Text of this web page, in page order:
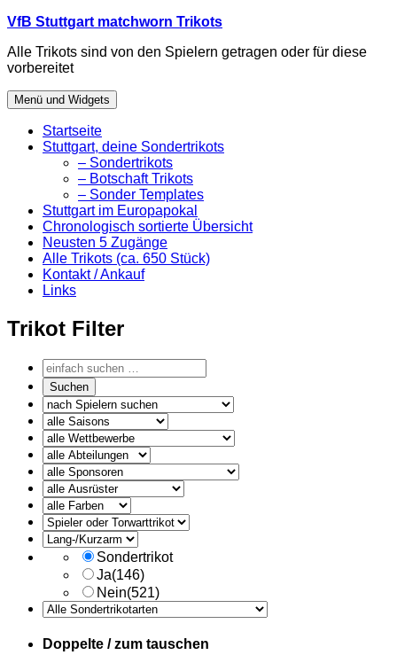
Zum
springen
VfB Stuttgart matchworn Trikots
Alle Trikots sind von den Spielern getragen oder für diese
vorbereitet
Menü und Widgets
Startseite
Stuttgart, deine Sondertrikots
– Sondertrikots
– Botschaft Trikots
– Sonder Templates
Stuttgart im Europapokal
Chronologisch sortierte Übersicht
Neusten 5 Zugänge
Alle Trikots (ca. 650 Stück)
Kontakt / Ankauf
Links
Trikot Filter
alle
Ausruester
Sondertrikot
Ja(146)
Nein(521)
Doppelte / zum tauschen